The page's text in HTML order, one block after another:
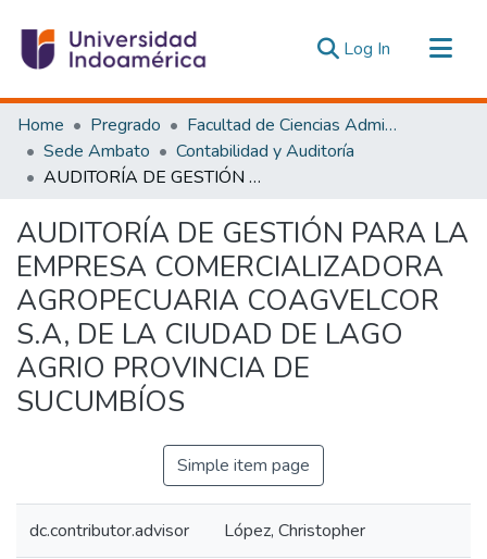
Log In (current)
Communities & Collections
All of DSpace
Statistics
Estadísticas Externas
Home Pregrado
Facultad de Ciencias Administrativas y Económicas
Sede Ambato
Contabilidad y Auditoría
AUDITORÍA DE GESTIÓN PARA LA EMPRESA COMERCIALIZADORA AGROPECUARIA COAGVELCOR S.A, DE LA CIUDAD DE LAGO AGRIO PROVINCIA DE SUCUMBÍOS
AUDITORÍA DE GESTIÓN PARA LA
EMPRESA COMERCIALIZADORA
AGROPECUARIA COAGVELCOR
S.A, DE LA CIUDAD DE LAGO
AGRIO PROVINCIA DE
SUCUMBÍOS
Simple item page
dc.contributor.advisor López, Christopher